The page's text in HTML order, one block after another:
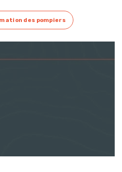
des pompiers